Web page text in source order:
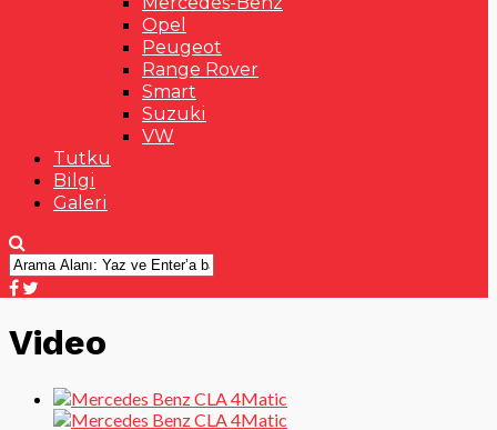
Opel
Peugeot
Range Rover
Smart
Suzuki
VW
Tutku
Bilgi
Galeri
Video